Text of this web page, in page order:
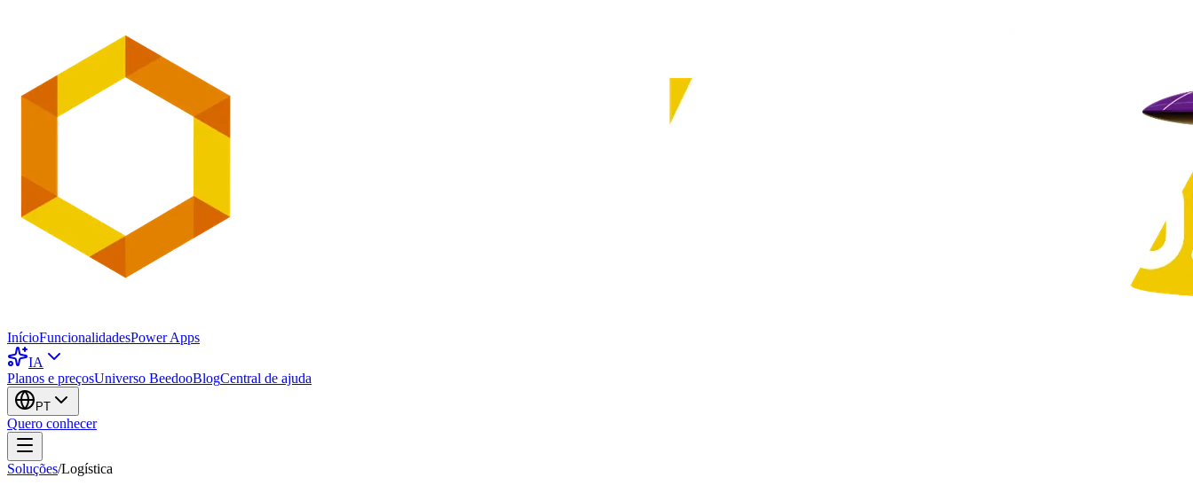
InícioFuncionalidadesPower Apps
IA
Planos e preçosUniverso BeedooBlogCentral de ajuda
PT
Quero conhecer
Soluções/Logística